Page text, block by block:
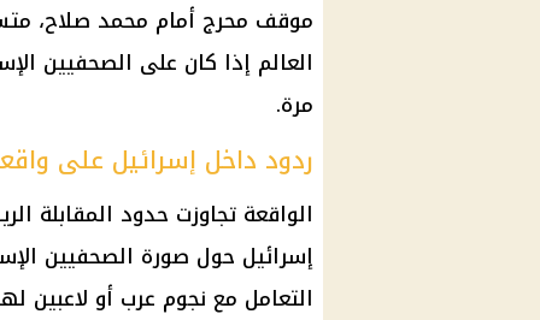
موقف محرج أمام محمد صلاح،
العالم إذا كان على الصحفيين
مرة.
ردود داخل إسرائيل على
الواقعة تجاوزت حدود المقابلة
إسرائيل حول صورة الصحفيين
التعامل مع نجوم عرب أو